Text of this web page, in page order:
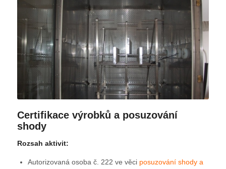
Certifikace výrobků a posuzování
shody
Rozsah aktivit:
Autorizovaná osoba č. 222 ve věci posuzování shody a